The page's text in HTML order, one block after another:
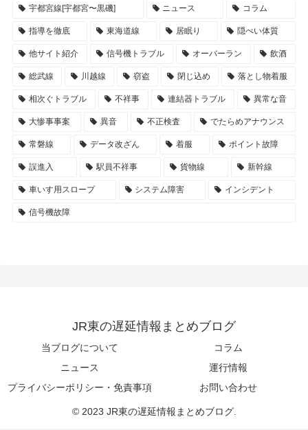
宇都宮線[宇都宮〜黒磯] ニュース コラム
指導を徹底 東海道線 居眠り 隠ぺい体質
他サイト紹介 信号機トラブル オーバーラン 飲酒
総武線 川越線 窃盗 閉じ込め 落とし物着服
相次ぐトラブル 不祥事 連結器トラブル 異常な音
大惨事事案 異音 不正検査 でたらめアナウンス
常磐線 データ改ざん 着服 ポイント故障
誤進入 駅員不祥事 貨物線 新幹線
車いす用スロープ システム障害 インシデント
信号機故障
JR東の遅延情報まとめブログ
当ブログについて
コラム
ニュース
運行情報
プライバシーポリシー・免責事項
お問い合わせ
© 2023 JR東の遅延情報まとめブログ.